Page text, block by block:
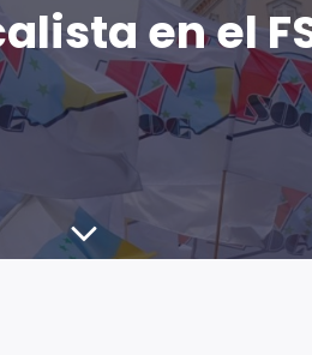
en el